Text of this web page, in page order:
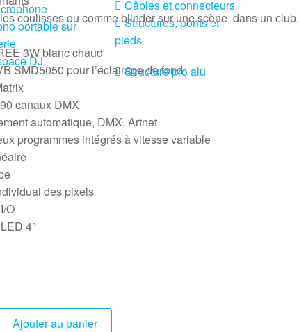
portable sur
DJ
Câbles et connecteurs
Structures, ponts et
pieds
Structure pro alu
coulisses ou comme blinder sur une scène, dans un club,
3W blanc chaud
SMD5050 pour l’éclairage de fond
canaux DMX
automatique, DMX, Artnet
programmes intégrés à vitesse variable
des pixels
O
4°
Ajouter au panier